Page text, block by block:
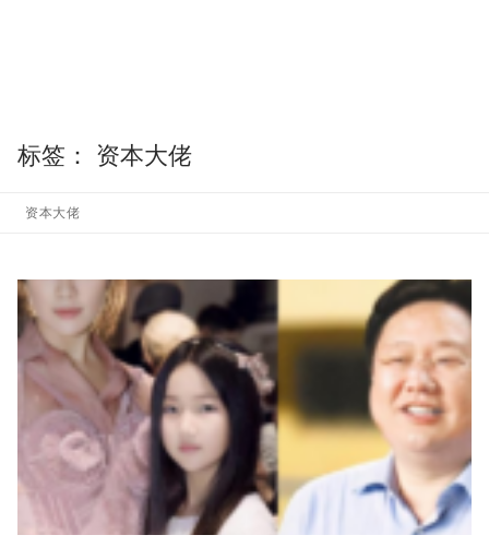
标签： 资本大佬
资本大佬